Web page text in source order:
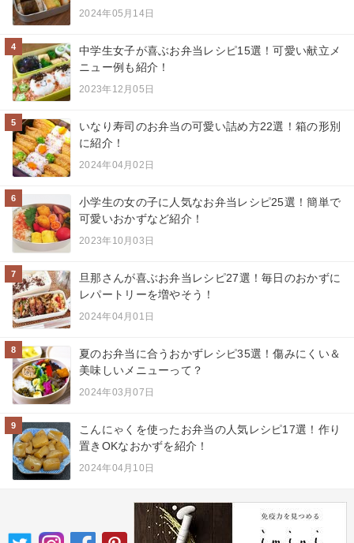
2024年05月14日
4
中学生女子が喜ぶお弁当レシピ15選！可愛い献立メ
ニュー例も紹介！
2023年12月05日
5
いなり寿司のお弁当の可愛い詰め方22選！箱の形別
に紹介！
2024年04月02日
6
小学生の女の子に人気なお弁当レシピ25選！簡単で
可愛いおかずなど紹介！
2023年10月03日
7
旦那さんが喜ぶお弁当レシピ27選！毎日のおかずに
レパートリーを増やそう！
2024年04月01日
8
夏のお弁当に合うおかずレシピ35選！傷みにくい＆
美味しいメニューって？
2024年03月07日
9
こんにゃくを使ったお弁当の人気レシピ17選！作り
置きOKなおかずを紹介！
2024年04月10日